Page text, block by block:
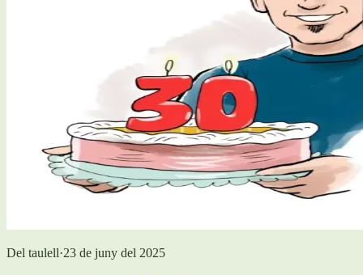
Del taulell·23 de juny del 2025